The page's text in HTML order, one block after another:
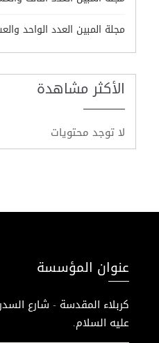
مجلة المبين العدد الواحد
الأكثر مشاهدة
لا توجد محتويات
عنوان المؤسسة
كربلاء المقدسة - شارع
عليه السلام.